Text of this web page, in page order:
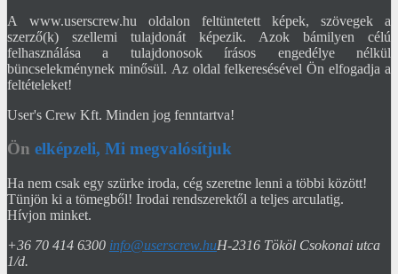
A www.userscrew.hu oldalon feltüntetett képek, szövegek a
szerző(k) szellemi tulajdonát képezik. Azok bámilyen célú
felhasználása a tulajdonosok írásos engedélye nélkül
büncselekménynek minősül. Az oldal felkeresésével Ön elfogadja a
feltételeket!
User's Crew Kft. Minden jog fenntartva!
Ön elképzeli, Mi megvalósítjuk
Ha nem csak egy szürke iroda, cég szeretne lenni a többi között!
Tünjön ki a tömegből! Irodai rendszerektől a teljes arculatig.
Hívjon minket.
+36 70 414 6300 info@userscrew.huH-2316 Tököl Csokonai utca
1/d.